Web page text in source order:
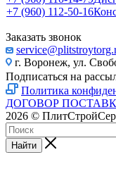
+7 (960) 112-50-16
Заказать звонок
г. Воронеж, ул.
Подписаться на
Политика
ДОГОВОР
2026 ©
Найти